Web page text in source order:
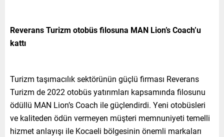
Reverans Turizm otobüs filosuna MAN Lion’s Coach’u
kattı
Turizm taşımacılık sektörünün güçlü firması Reverans
Turizm de 2022 otobüs yatırımları kapsamında filosunu
ödüllü MAN Lion’s Coach ile güçlendirdi. Yeni otobüsleri
ve kaliteden ödün vermeyen müşteri memnuniyeti temelli
hizmet anlayışı ile Kocaeli bölgesinin önemli markaları